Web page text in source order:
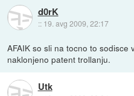
d0rK
:: 19. avg 2009, 22:17
AFAIK so sli na tocno to sodisce
naklonjeno patent trollanju.
Utk